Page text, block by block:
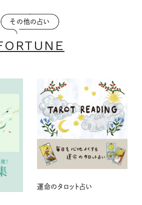
その他の占い
運命のタロット占い